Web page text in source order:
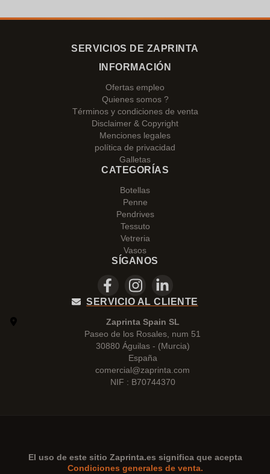
SERVICIOS DE ZAPRINTA
INFORMACIÓN
Ofertas empleo
Quienes somos ?
Términos y condiciones de venta
Disclaimer & Copyright
Menciones legales
política de privacidad
Galletas
CATEGORÍAS
Botellas
Penne
Pendrives
Tessuto
Vetreria
Vasos
SÍGANOS
SERVICIO AL CLIENTE
Zaprinta Spain SL
Paseo de los Rosales, num 51
30880 Águilas - (Murcia)
España
comercial@zaprinta.com
NIF : B70744370
El uso de este sitio Zaprinta.es significa que acepta
Condiciones generales de venta.